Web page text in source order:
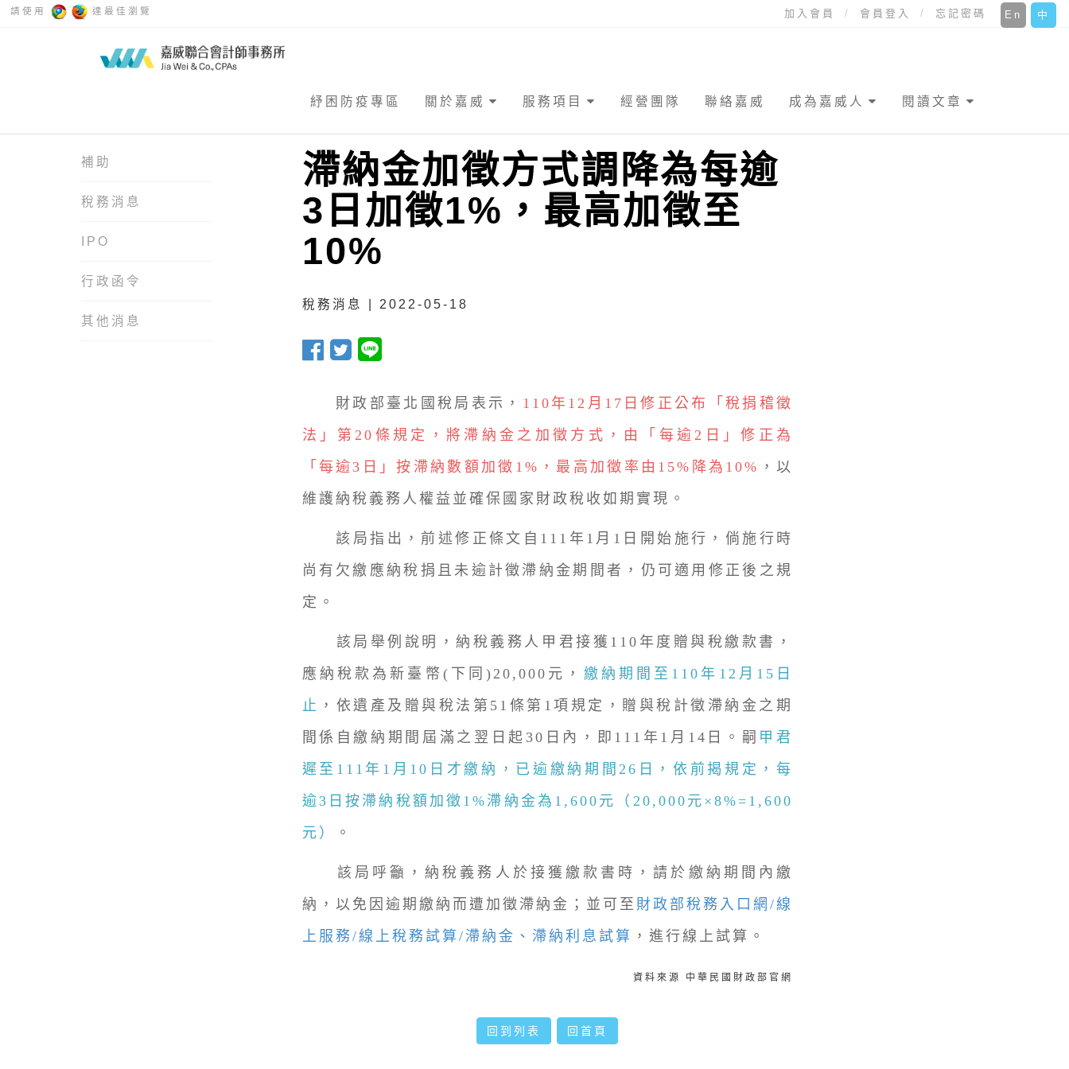
請使用 達最佳瀏覽 中
En
加入會員 會員登入 忘記密碼
紓困防疫專區 關於嘉威 服務項目 經營團隊 聯絡嘉威 成為嘉威人 閱讀文章
補助
稅務消息
IPO
行政函令
其他消息
滯納金加徵方式調降為每逾
3日加徵1%，最高加徵至
10%
稅務消息 | 2022-05-18
財政部臺北國稅局表示， 110年12月17日修正公布「稅捐稽徵
法」第20條規定，將滯納金之加徵方式，由「每逾2日」修正為
「每逾3日」按滯納數額加徵1%，最高加徵率由15%降為10% ，以
維護納稅義務人權益並確保國家財政稅收如期實現。
該局指出，前述修正條文自111年1月1日開始施行，倘施行時
尚有欠繳應納稅捐且未逾計徵滯納金期間者，仍可適用修正後之規
定。
該局舉例說明，納稅義務人甲君接獲110年度贈與稅繳款書，
應納稅款為新臺幣(下同)20,000元， 繳納期間至110年12月15日
止 ，依遺產及贈與稅法第51條第1項規定，贈與稅計徵滯納金之期
間係自繳納期間屆滿之翌日起30日內，即111年1月14日。嗣 甲君
遲至111年1月10日才繳納，已逾繳納期間26日，依前揭規定，每
逾3日按滯納稅額加徵1%滯納金為1,600元（20,000元×8%=1,600
元）
。
該局呼籲，納稅義務人於接獲繳款書時，請於繳納期間內繳
納，以免因逾期繳納而遭加徵滯納金；並可至 財政部稅務入口網 /線
上服務/線上稅務試算/滯納金、滯納利息試算 ，進行線上試算。
資料來源 中華民國財政部官網
回到列表 回首頁